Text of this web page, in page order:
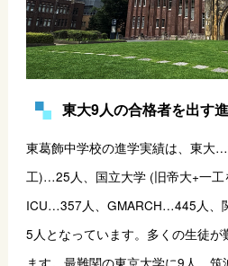
東大9人の合格者を出す
東葛飾中学校の進学実績は、東大
工)…25人、国立大学 (旧帝大+一
ICU…357人、GMARCH…445人
5人となっています。多くの生徒